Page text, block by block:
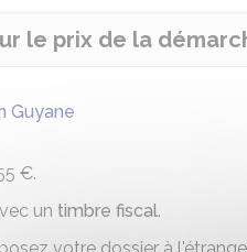
le prix de la
Guyane
€.
un timbre fiscal.